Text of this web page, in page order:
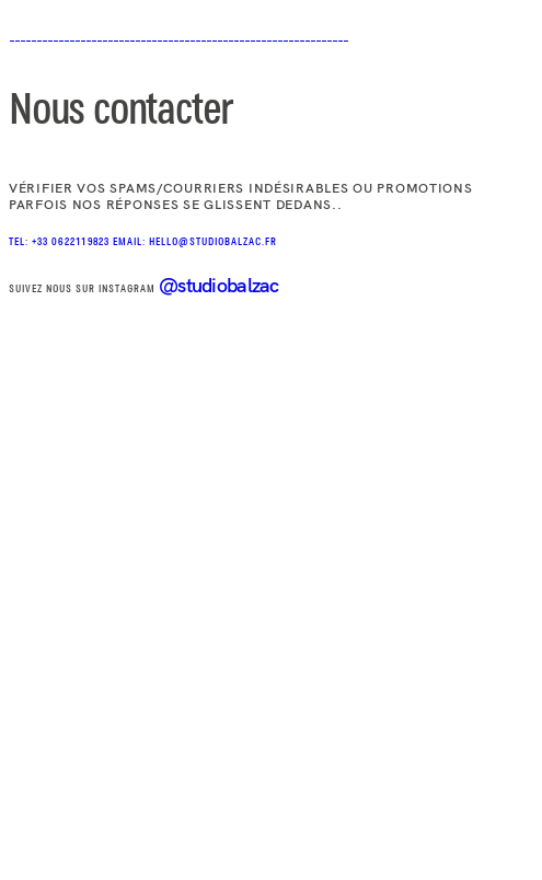
Nous contacter
VÉRIFIER VOS SPAMS/COURRIERS INDÉSIRABLES OU PROMOTIONS
PARFOIS NOS RÉPONSES SE GLISSENT DEDANS..
TEL: +33 0622119823 EMAIL: HELLO@STUDIOBALZAC.FR
SUIVEZ NOUS SUR INSTAGRAM @studiobalzac